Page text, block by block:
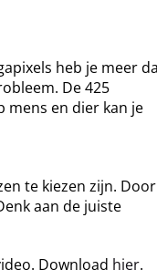
heb je meer
De 425
mens en dier kan je
te kiezen zijn. Door
aan de juiste
Download hier.